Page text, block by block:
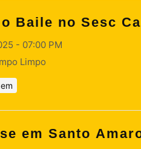
Baile no Sesc
- 07:00 PM
Limpo
em Santo